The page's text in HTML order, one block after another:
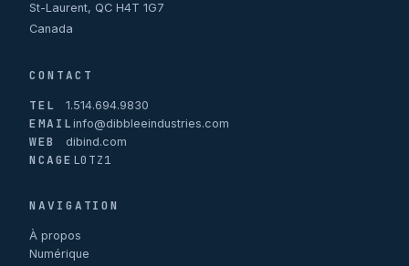
St-Laurent, QC H4T 1G7
Canada
CONTACT
TEL
1.514.694.9830
EMAILinfo@dibbleeindustries.com
WEB dibind.com
NCAGE L0TZ1
NAVIGATION
À propos
Numérique